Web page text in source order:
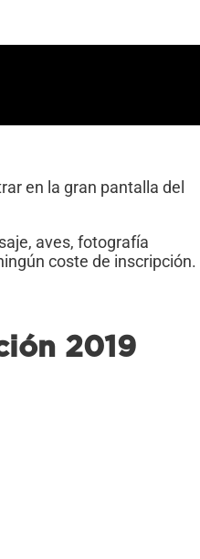
en la gran pantalla del
aves, fotografía
coste de inscripción.
2019